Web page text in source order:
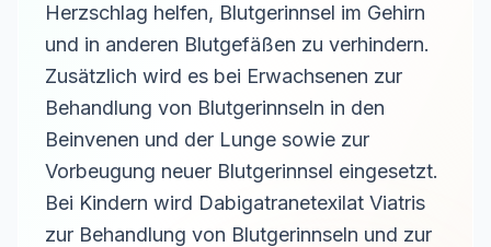
Herzschlag helfen, Blutgerinnsel im Gehirn
und in anderen Blutgefäßen zu verhindern.
Zusätzlich wird es bei Erwachsenen zur
Behandlung von Blutgerinnseln in den
Beinvenen und der Lunge sowie zur
Vorbeugung neuer Blutgerinnsel eingesetzt.
Bei Kindern wird Dabigatranetexilat Viatris
zur Behandlung von Blutgerinnseln und zur